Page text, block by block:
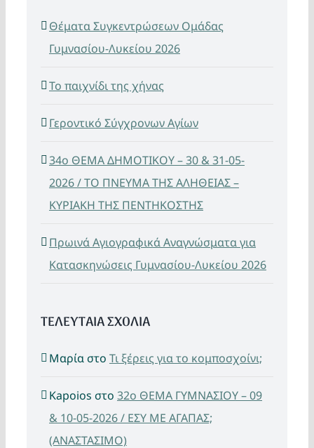
Θέματα Συγκεντρώσεων Ομάδας
Γυμνασίου-Λυκείου 2026
Το παιχνίδι της χήνας
Γεροντικό Σύγχρονων Αγίων
34ο ΘΕΜΑ ΔΗΜΟΤΙΚΟΥ – 30 & 31-05-
2026 / ΤΟ ΠΝΕΥΜΑ ΤΗΣ ΑΛΗΘΕΙΑΣ –
ΚΥΡΙΑΚΗ ΤΗΣ ΠΕΝΤΗΚΟΣΤΗΣ
Πρωινά Αγιογραφικά Αναγνώσματα για
Κατασκηνώσεις Γυμνασίου-Λυκείου 2026
ΤΕΛΕΥΤΑΙΑ ΣΧΟΛΙΑ
Μαρία στο Τι ξέρεις για το κομποσχοίνι;
Kapoios στο 32ο ΘΕΜΑ ΓΥΜΝΑΣΙΟΥ – 09
& 10-05-2026 / ΕΣΥ ΜΕ ΑΓΑΠΑΣ;
(ΑΝΑΣΤΑΣΙΜΟ)